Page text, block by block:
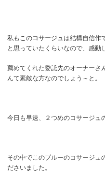
私もこのコサージュは結構自信作
と思っていたくらいなので、感動
薦めてくれた委託先のオーナーさ
んて素敵な方なのでしょう～と。
今日も早速、２つめのコサージュ
その中でこのブルーのコサージュ
ださいました。